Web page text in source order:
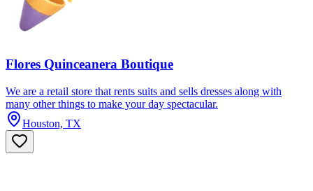
Flores Quinceanera Boutique
We are a retail store that rents suits and sells dresses along with
many other things to make your day spectacular.
Houston, TX